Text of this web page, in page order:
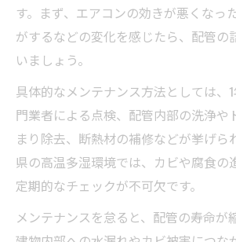
す。まず、エアコンの効きが悪くなっ
がするなどの変化を感じたら、配管の
いましょう。
具体的なメンテナンス方法としては、
門業者による点検、配管内部の洗浄や
まり除去、断熱材の補修などが挙げら
県の高温多湿環境では、カビや腐食の
定期的なチェックが不可欠です。
メンテナンスを怠ると、配管の寿命が